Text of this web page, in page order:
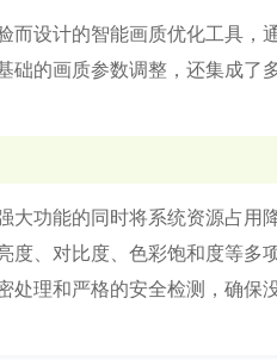
而设计的智能画质优化工具，
础的画质参数调整，还集成了
大功能的同时将系统资源占用
度、对比度、色彩饱和度等多
处理和严格的安全检测，确保